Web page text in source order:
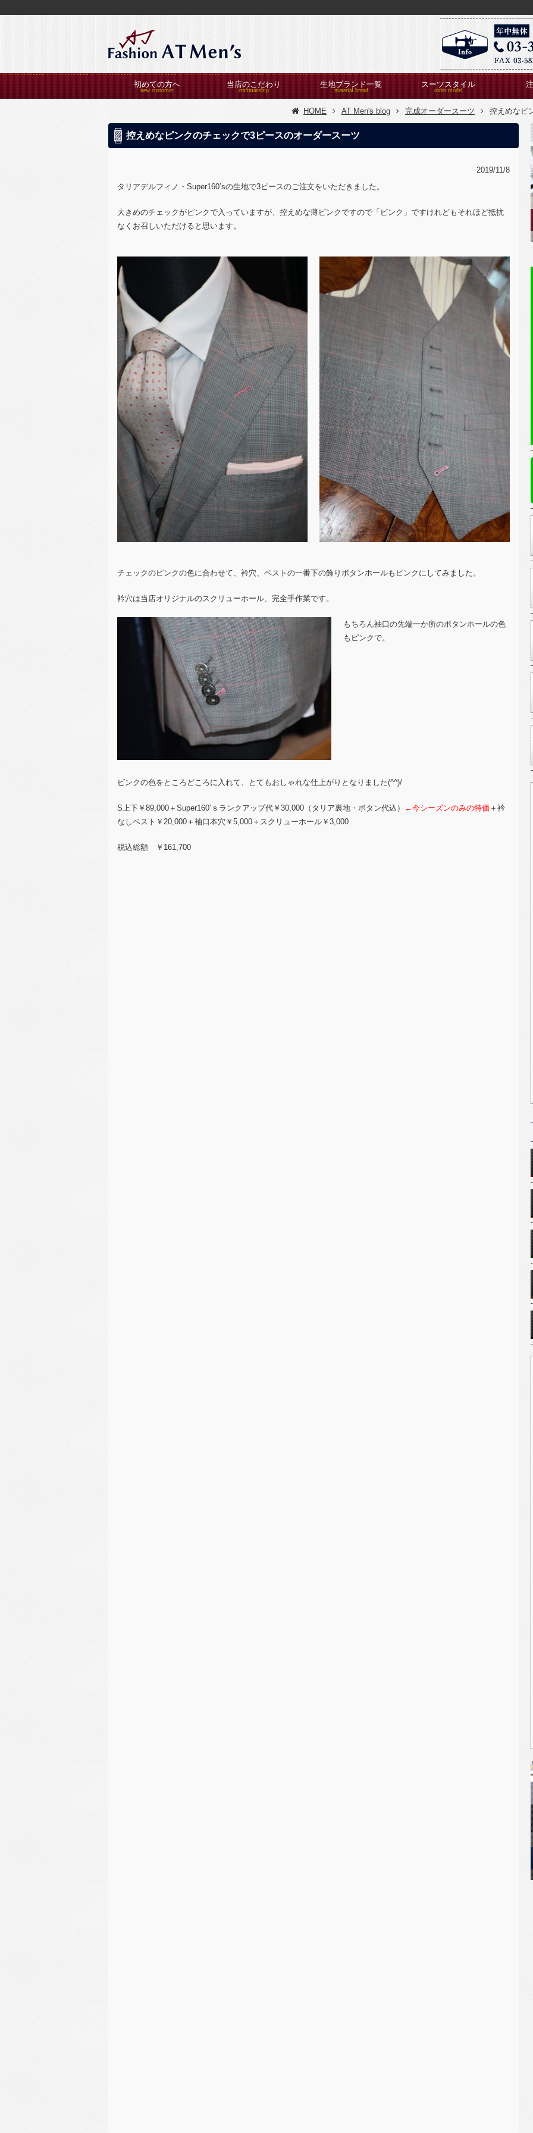
初めての方へ 当店のこだわり 生地ブランド一覧 スーツスタイル
HOME AT Men's blog 完成オーダースーツ 控えめなピ
控えめなピンクのチェックで3ピースのオーダースーツ
2019/11/8
タリアデルフィノ・Super160’sの生地で3ピースのご注文をいただきました。
大きめのチェックがピンクで入っていますが、控えめな薄ピンクですので「ピンク」ですけれどもそれほど抵抗
なくお召しいただけると思います。
チェックのピンクの色に合わせて、衿穴、ベストの一番下の飾りボタンホールもピンクにしてみました。
衿穴は当店オリジナルのスクリューホール、完全手作業です。
もちろん袖口の先端一か所のボタンホールの色
もピンクで。
ピンクの色をところどころに入れて、とてもおしゃれな仕上がりとなりました(^^)/
S上下￥89,000＋Super160’ｓランクアップ代￥30,000（タリア裏地・ボタン代込） ←今シーズンのみの特価 ＋衿
なしベスト￥20,000＋袖口本穴￥5,000＋スクリューホール￥3,000
税込総額 ￥161,700